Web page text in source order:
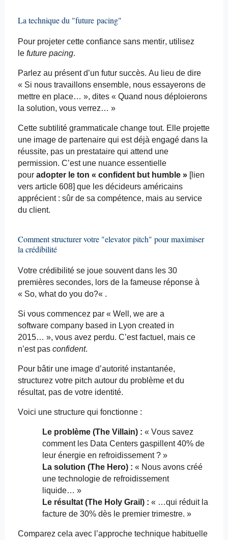
La technique du "future pacing"
Pour projeter cette confiance sans mentir, utilisez
le future pacing.
Parlez au présent d’un futur succès. Au lieu de dire
« Si nous travaillons ensemble, nous essayerons de
mettre en place… », dites « Quand nous déploierons
la solution, vous verrez… »
Cette subtilité grammaticale change tout. Elle projette
une image de partenaire qui est déjà engagé dans la
réussite, pas un prestataire qui attend une
permission. C’est une nuance essentielle
pour adopter le ton « confident but humble »[lien
vers article 608] que les décideurs américains
apprécient : sûr de sa compétence, mais au service
du client.
Comment structurer votre "elevatorpitch" pour maximiser
la crédibilité
Votre crédibilité se joue souvent dans les 30
premières secondes, lors de la fameuse réponse à
« So, whatdo you do?« .
Si vous commencez par « Well , weare a
software company based in Lyon created in
2015… », vous avez perdu. C’est factuel, mais ce
n’est pas confident.
Pour bâtir une image d’autorité instantanée,
structurez votre pitch autour du problème et du
résultat, pas de votre identité.
Voici une structure qui fonctionne :
Le problème (The Villain) : « Vous savez
comment les Data Centers gaspillent 40% de
leur énergie en refroidissement ? »
La solution (The Hero) : « Nous avons créé
une technologie de refroidissement
liquide… »
Le résultat (The Holy Grail ) : « …qui réduit la
facture de 30% dès le premier trimestre. »
Comparez cela avec l’approche technique habituelle